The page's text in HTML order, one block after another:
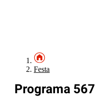
Festa
Programa 567